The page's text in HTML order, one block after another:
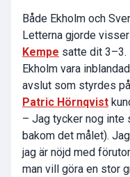
Både Ekholm och
Letterna gjorde
Kempe satte dit 3–3.
Ekholm vara
avslut som styrdes
Patric Hörnqvist
– Jag tycker nog inte
bakom det målet).
jag är nöjd med
man vill göra en stor